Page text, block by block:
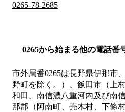
0265-78-2685
0265から始まる他の電話番
市外局番0265は長野県伊那市
野町を除く。）、飯田市（上
和田、南信濃八重河内及び南
那郡（阿南町、売木村、下條